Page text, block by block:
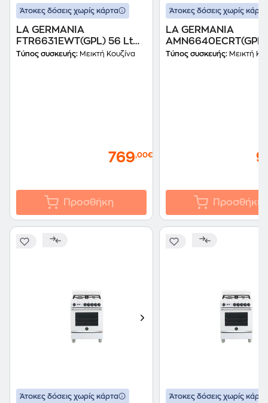
Άτοκες δόσεις χωρίς κάρτα
LA GERMANIA
FTR6631EWT(GPL) 56 Lt
Λευκό Μεικτή Κουζίνα
Τύπος συσκευής: Μεικτή Κουζίνα
769,00€
Προσθήκη
Άτοκες δόσεις χωρίς κάρτα
LA GERMANIA
Μπεζ Μεικτή Κουζίνα
Τύπος συσκευής: Μεικτή
Προσθήκη
Άτοκες δόσεις χωρίς κάρτα Άτοκες δόσεις χωρίς κάρτα